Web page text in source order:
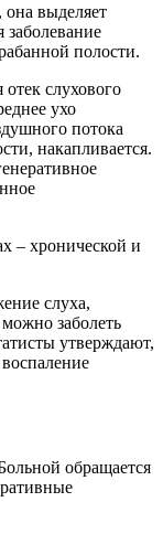
она выделяет
заболевание
полости.
слухового
ухо
потока
накапливается.
– хронической и
слуха,
заболеть
утверждают,
обращается